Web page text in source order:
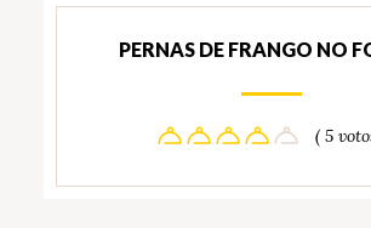
PERNAS DE FRANGO NO
( 5